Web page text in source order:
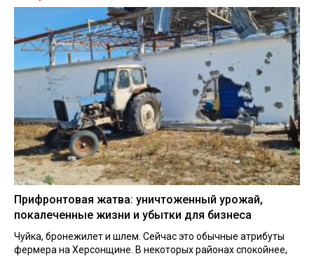
Прифронтовая жатва: уничтоженный урожай,
покалеченные жизни и убытки для бизнеса
Чуйка, бронежилет и шлем. Сейчас это обычные атрибуты
фермера на Херсонщине. В некоторых районах спокойнее,